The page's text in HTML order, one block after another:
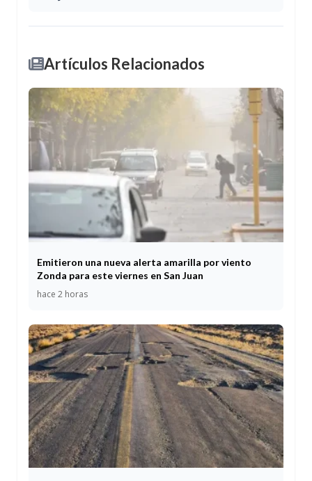
Artículos Relacionados
Emitieron una nueva alerta amarilla por viento
Zonda para este viernes en San Juan
hace 2 horas